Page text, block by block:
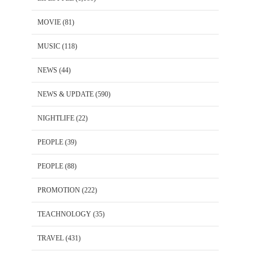
MOVIE (81)
MUSIC (118)
NEWS (44)
NEWS & UPDATE (590)
NIGHTLIFE (22)
PEOPLE (39)
PEOPLE (88)
PROMOTION (222)
TEACHNOLOGY (35)
TRAVEL (431)